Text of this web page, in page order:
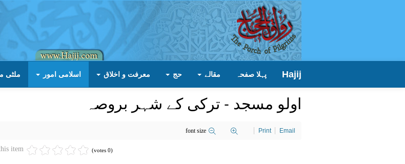
Hajij پہلا صفحہ مقالے حج معرفت و اخلاق اسلامی امور ملٹی
اولو مسجد - ترکی کے شہر بروصہ
font size Print Email
item (0 votes)